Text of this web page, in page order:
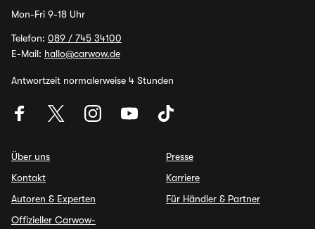
Mon-Fri 9-18 Uhr
Telefon: 089 / 745 34100
E-Mail: hallo@carwow.de
Antwortzeit normalerweise 4 Stunden
Über uns
Kontakt
Autoren & Experten
Offizieller Carwow-
Presse
Karriere
Für Händler & Partner